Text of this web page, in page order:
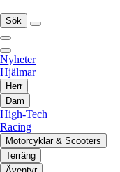
Sök
Nyheter
Hjälmar
Herr
Dam
High-Tech
Racing
Motorcyklar & Scooters
Terräng